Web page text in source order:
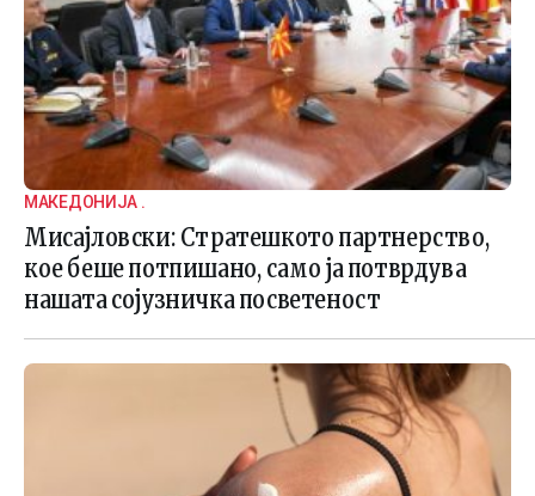
МАКЕДОНИЈА .
Мисајловски: Стратешкото партнерство,
кое беше потпишано, само ја потврдува
нашата сојузничка посветеност